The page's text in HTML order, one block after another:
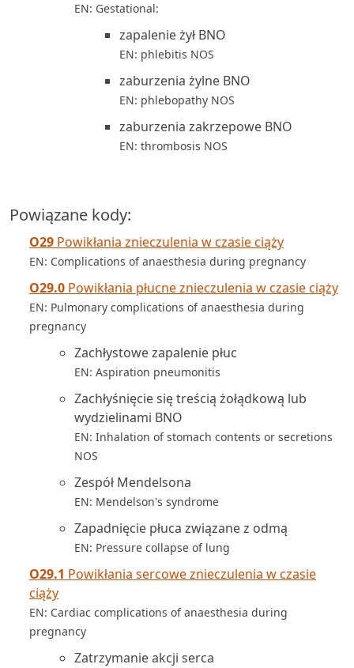
EN: Gestational:
zapalenie żył BNO
EN: phlebitis NOS
zaburzenia żylne BNO
EN: phlebopathy NOS
zaburzenia zakrzepowe BNO
EN: thrombosis NOS
Powiązane kody:
O29 Powikłania znieczulenia w czasie ciąży
EN: Complications of anaesthesia during pregnancy
O29.0 Powikłania płucne znieczulenia w czasie ciąży
EN: Pulmonary complications of anaesthesia during
pregnancy
Zachłystowe zapalenie płuc
EN: Aspiration pneumonitis
Zachłyśnięcie się treścią żołądkową lub
wydzielinami BNO
EN: Inhalation of stomach contents or secretions
NOS
Zespół Mendelsona
EN: Mendelson's syndrome
Zapadnięcie płuca związane z odmą
EN: Pressure collapse of lung
O29.1 Powikłania sercowe znieczulenia w czasie
ciąży
EN: Cardiac complications of anaesthesia during
pregnancy
Zatrzymanie akcji serca